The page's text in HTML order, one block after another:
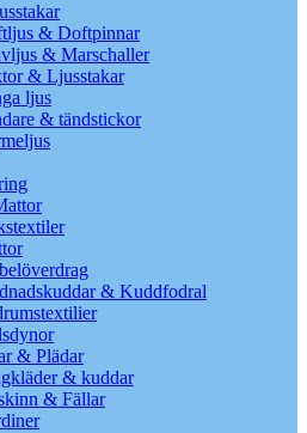
& Doftpinnar
& Marschaller
& Ljusstakar
ljus
& tändstickor
& Kuddfodral
& Plädar
& kuddar
& Fällar